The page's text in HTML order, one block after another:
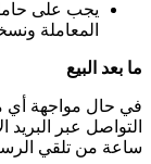
يجب على
المعاملة
ما بعد البيع
في حال مواجهة أي
التواصل عبر البريد
ساعة من تلقي